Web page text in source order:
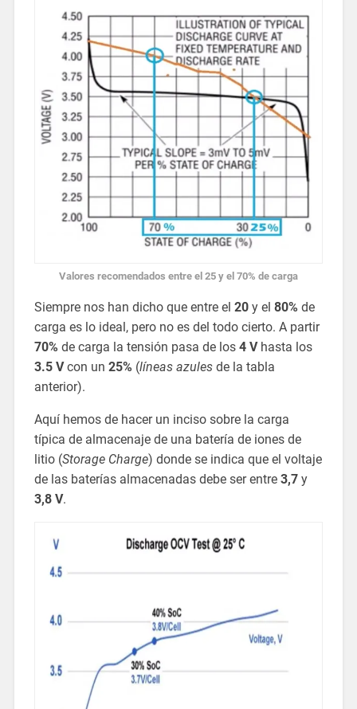
Valores recomendados entre el 25 y el 70% de carga
Siempre nos han dicho que entre el 20y el 80% de
carga es lo ideal, pero no es del todo cierto. A partir
70% de carga la tensión pasa de los 4 Vhasta los
3.5 Vcon un 25% (líneas azulesde la tabla
anterior).
Aquí hemos de hacer un inciso sobre la carga
típica de almacenaje de una batería de iones de
litio (Storage Charge) donde se indica que el voltaje
de las baterías almacenadas debe ser entre 3,7y
3,8 V.